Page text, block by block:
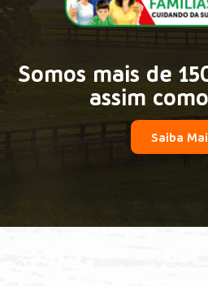
Somos mais de
assim
Saiba